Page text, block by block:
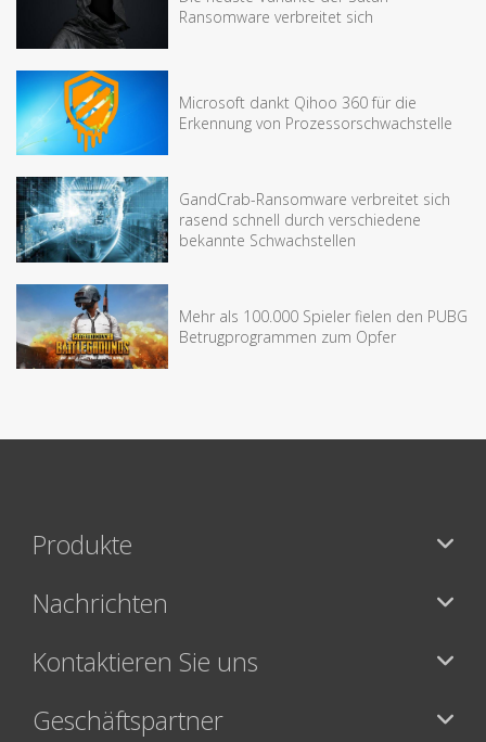
Ransomware verbreitet sich
Microsoft dankt Qihoo 360 für die
Erkennung von Prozessorschwachstelle
GandCrab-Ransomware verbreitet sich
rasend schnell durch verschiedene
bekannte Schwachstellen
Mehr als 100.000 Spieler fielen den PUBG
Betrugprogrammen zum Opfer
Produkte
Nachrichten
Kontaktieren Sie uns
Geschäftspartner